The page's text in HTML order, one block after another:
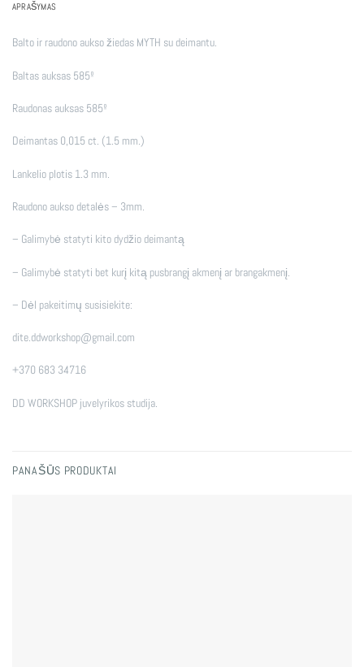
APRAŠYMAS
Balto ir raudono aukso žiedas MYTH su deimantu.
Baltas auksas 585º
Raudonas auksas 585º
Deimantas 0,015 ct. (1.5 mm.)
Lankelio plotis 1.3 mm.
Raudono aukso detalės – 3mm.
– Galimybė statyti kito dydžio deimantą
– Galimybė statyti bet kurį kitą pusbrangį akmenį ar brangakmenį.
– Dėl pakeitimų susisiekite:
dite.ddworkshop@gmail.com
+370 683 34716
DD WORKSHOP juvelyrikos studija.
PANAŠŪS PRODUKTAI